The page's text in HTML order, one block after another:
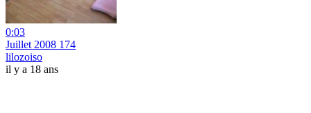
0:03
Juillet 2008 174
lilozoiso
il y a 18 ans